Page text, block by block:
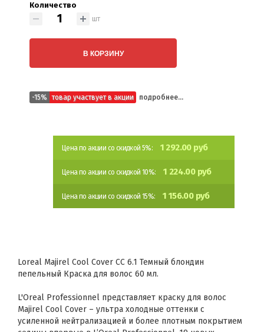
Количество
шт
В КОРЗИНУ
-15% товар участвует в акции подробнее...
Цена по акции со скидкой 5%: 1 292.00 руб
Цена по акции со скидкой 10%: 1 224.00 руб
Цена по акции со скидкой 15%: 1 156.00 руб
Loreal Majirel Cool Cover СС 6.1 Темный блондин
пепельный Краска для волос 60 мл.
L'Oreal Professionnel представляет краску для волос
Majirel Cool Cover – ультра холодные оттенки с
усиленной нейтрализацией и более плотным покрытием